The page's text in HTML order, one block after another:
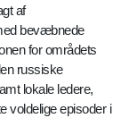
af
bevæbnede
for områdets
russiske
lokale ledere,
voldelige episoder i